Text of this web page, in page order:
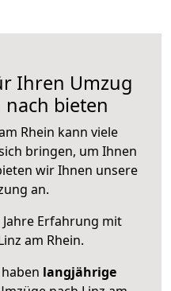
Ihren Umzug
nach bieten
Rhein kann viele
bringen, um Ihnen
wir Ihnen unsere
an.
Erfahrung mit
am Rhein.
langjährige